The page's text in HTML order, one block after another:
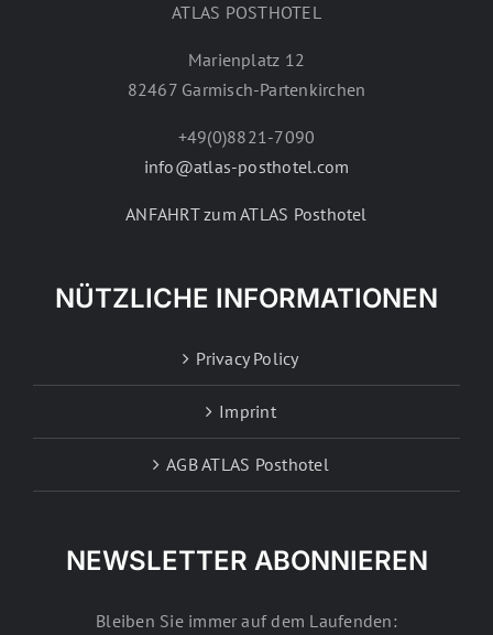
ATLAS POSTHOTEL
Marienplatz 12
82467 Garmisch-Partenkirchen
+49(0)8821-7090
info@atlas-posthotel.com
ANFAHRT zum ATLAS Posthotel
NÜTZLICHE INFORMATIONEN
Privacy Policy
Imprint
AGB ATLAS Posthotel
NEWSLETTER ABONNIEREN
Bleiben Sie immer auf dem Laufenden: